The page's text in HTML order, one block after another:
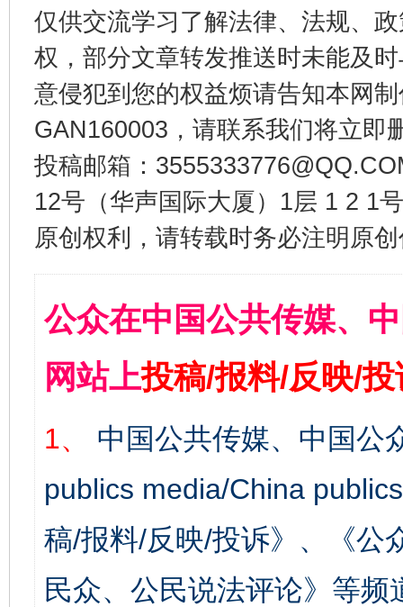
仅供交流学习了解法律、法规、
权，部分文章转发推送时未能及
意侵犯到您的权益烦请告知本网
GAN160003，请联系我们将立即
投稿邮箱：
12号（华声国际大厦）1层 1 2 1
原创权利，请转载时务必注明原
公众在中国公共传媒、
网站上投稿/报料/反映/
1、
中国公共传媒、中国公
publics media/China
稿/报料/反映/投诉》、《公
民众、公民说法评论》等